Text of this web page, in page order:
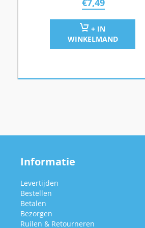
€7,49
+ IN
WINKELMAND
Informatie
Levertijden
Bestellen
Betalen
Bezorgen
Ruilen & Retourneren